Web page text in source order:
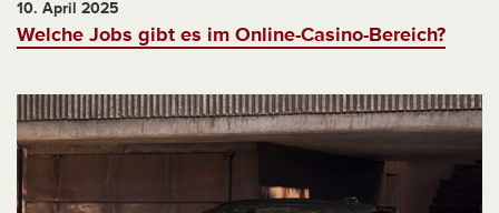
10. April 2025
Welche Jobs gibt es im Online-Casino-Bereich?